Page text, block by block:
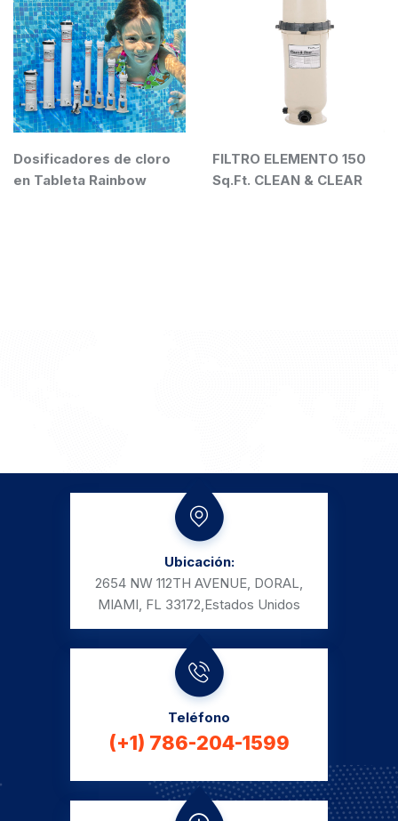
de cloro
Rainbow
FILTRO ELEMENTO 150
Sq.Ft. CLEAN & CLEAR
Bomba
3/4HP
Ubicación:
2654 NW 112TH AVENUE, DORAL,
MIAMI, FL 33172, Estados Unidos
Teléfono
(+1) 786-204-1599